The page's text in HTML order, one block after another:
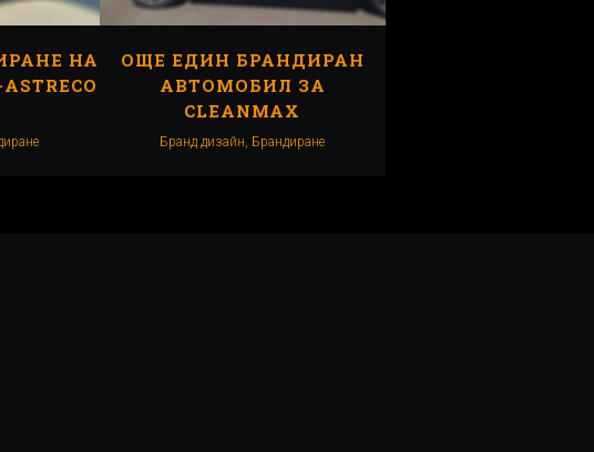
НА
ОЩЕ ЕДИН БРАНДИРАН
АВТОМОБИЛ ЗА
CLEANMAX
Бранд дизайн, Брандиранe